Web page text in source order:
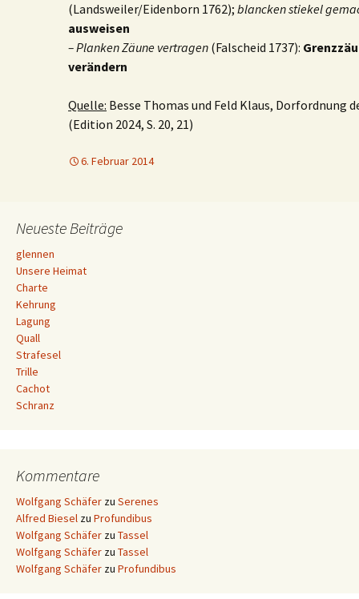
(Landsweiler/Eidenborn 1762); blancken stiekel
ausweisen
– Planken Zäune vertragen (Falscheid 1737):
verändern
Quelle: Besse Thomas und Feld Klaus, Dorfordnung
(Edition 2024, S. 20, 21)
6. Februar 2014
Neueste Beiträge
glennen
Unsere Heimat
Charte
Kehrung
Lagung
Quall
Strafesel
Trille
Cachot
Schranz
Kommentare
Wolfgang Schäfer zu Serenes
Alfred Biesel zu Profundibus
Wolfgang Schäfer zu Tassel
Wolfgang Schäfer zu Tassel
Wolfgang Schäfer zu Profundibus